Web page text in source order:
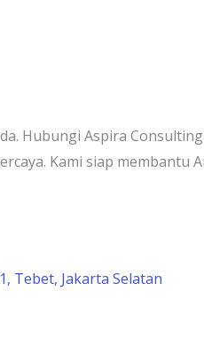
Hubungi Aspira
Kami siap membantu
Tebet, Jakarta Selatan